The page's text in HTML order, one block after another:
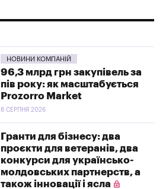
НОВИНИ КОМПАНІЙ
96,3 млрд грн закупівель за
пів року: як масштабується
Prozorro Market
8 СЕРПНЯ 2026
Гранти для бізнесу: два
проєкти для ветеранів, два
конкурси для українсько-
молдовських партнерств, а
також інновації і ясла